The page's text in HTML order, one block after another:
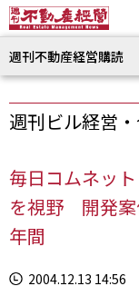
週刊不動産経営購読
週刊ビル経営
毎日コムネッ
を視野 開発案
年間
2004.12.13 14:56